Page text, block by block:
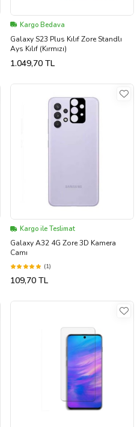
Kargo Bedava
Galaxy S23 Plus Kılıf Zore Standlı
Ays Kılıf (Kırmızı)
1.049,70 TL
Kargo ile Teslimat
Galaxy A32 4G Zore 3D Kamera
Camı
(1)
109,70 TL